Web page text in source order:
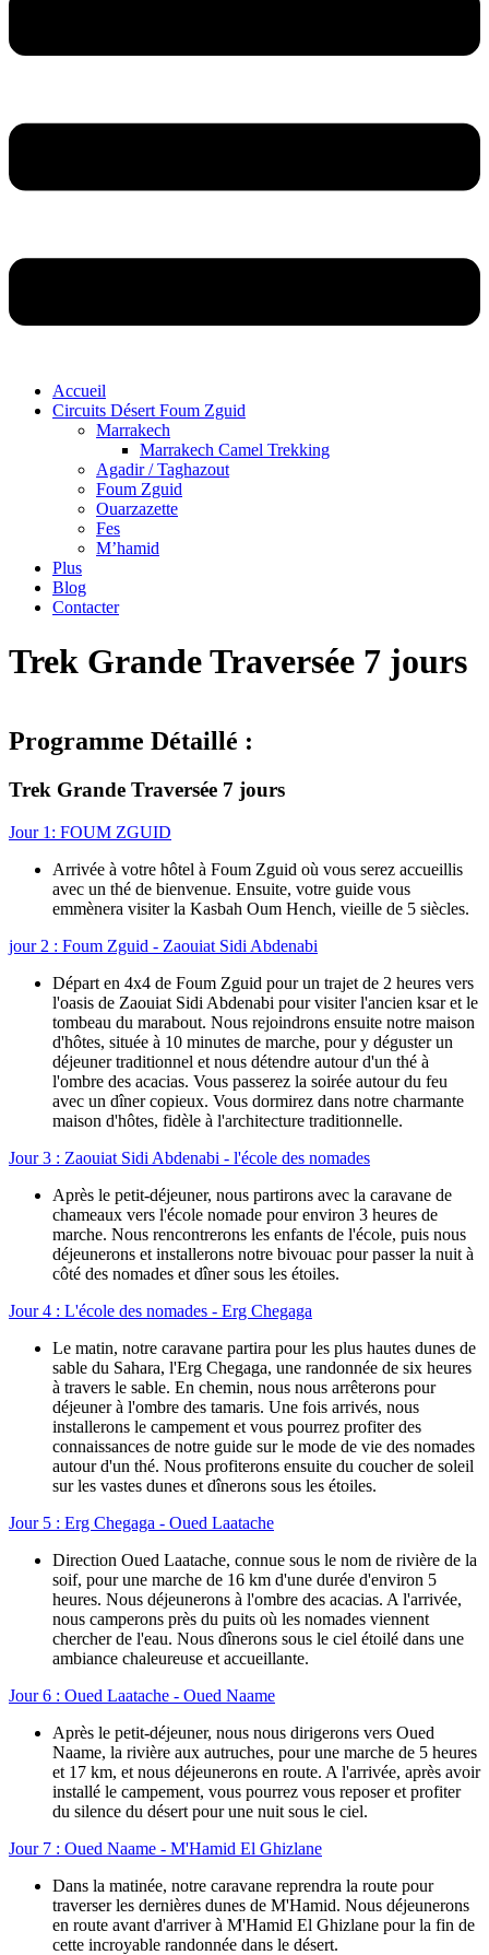
Accueil
Circuits Désert Foum Zguid
Marrakech
Marrakech Camel Trekking
Agadir / Taghazout
Foum Zguid
Ouarzazette
Fes
M’hamid
Plus
Blog
Contacter
Trek Grande Traversée 7 jours
Programme Détaillé :
Trek Grande Traversée 7 jours
Jour 1: FOUM ZGUID
Arrivée à votre hôtel à Foum Zguid où vous serez accueillis
avec un thé de bienvenue. Ensuite, votre guide vous
emmènera visiter la Kasbah Oum Hench, vieille de 5 siècles.
jour 2 : Foum Zguid - Zaouiat Sidi Abdenabi
Départ en 4x4 de Foum Zguid pour un trajet de 2 heures vers
l'oasis de Zaouiat Sidi Abdenabi pour visiter l'ancien ksar et le
tombeau du marabout. Nous rejoindrons ensuite notre maison
d'hôtes, située à 10 minutes de marche, pour y déguster un
déjeuner traditionnel et nous détendre autour d'un thé à
l'ombre des acacias. Vous passerez la soirée autour du feu
avec un dîner copieux. Vous dormirez dans notre charmante
maison d'hôtes, fidèle à l'architecture traditionnelle.
Jour 3 : Zaouiat Sidi Abdenabi - l'école des nomades
Après le petit-déjeuner, nous partirons avec la caravane de
chameaux vers l'école nomade pour environ 3 heures de
marche. Nous rencontrerons les enfants de l'école, puis nous
déjeunerons et installerons notre bivouac pour passer la nuit à
côté des nomades et dîner sous les étoiles.
Jour 4 : L'école des nomades - Erg Chegaga
Le matin, notre caravane partira pour les plus hautes dunes de
sable du Sahara, l'Erg Chegaga, une randonnée de six heures
à travers le sable. En chemin, nous nous arrêterons pour
déjeuner à l'ombre des tamaris. Une fois arrivés, nous
installerons le campement et vous pourrez profiter des
connaissances de notre guide sur le mode de vie des nomades
autour d'un thé. Nous profiterons ensuite du coucher de soleil
sur les vastes dunes et dînerons sous les étoiles.
Jour 5 : Erg Chegaga - Oued Laatache
Direction Oued Laatache, connue sous le nom de rivière de la
soif, pour une marche de 16 km d'une durée d'environ 5
heures. Nous déjeunerons à l'ombre des acacias. A l'arrivée,
nous camperons près du puits où les nomades viennent
chercher de l'eau. Nous dînerons sous le ciel étoilé dans une
ambiance chaleureuse et accueillante.
Jour 6 : Oued Laatache - Oued Naame
Après le petit-déjeuner, nous nous dirigerons vers Oued
Naame, la rivière aux autruches, pour une marche de 5 heures
et 17 km, et nous déjeunerons en route. A l'arrivée, après avoir
installé le campement, vous pourrez vous reposer et profiter
du silence du désert pour une nuit sous le ciel.
Jour 7 : Oued Naame - M'Hamid El Ghizlane
Dans la matinée, notre caravane reprendra la route pour
traverser les dernières dunes de M'Hamid. Nous déjeunerons
en route avant d'arriver à M'Hamid El Ghizlane pour la fin de
cette incroyable randonnée dans le désert.